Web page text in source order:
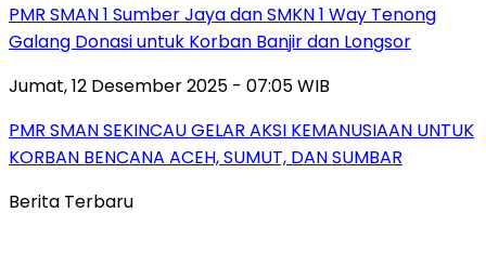
PMR SMAN 1 Sumber Jaya dan SMKN 1 Way Tenong
Galang Donasi untuk Korban Banjir dan Longsor
Jumat, 12 Desember 2025 - 07:05 WIB
PMR SMAN SEKINCAU GELAR AKSI KEMANUSIAAN UNTUK
KORBAN BENCANA ACEH, SUMUT, DAN SUMBAR
Berita Terbaru